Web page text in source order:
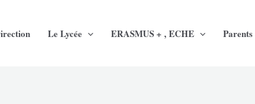
Le Lycée ERASMUS + , ECHE Parents